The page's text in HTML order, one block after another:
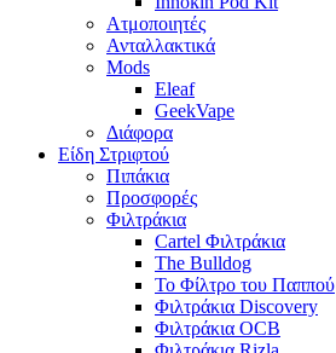
Ατμοποιητές
Ανταλλακτικά
Mods
Eleaf
GeekVape
Διάφορα
Είδη Στριφτού
Πιπάκια
Προσφορές
Φιλτράκια
Cartel Φιλτράκια
The Bulldog
Το Φίλτρο του Παππού
Φιλτράκια Discovery
Φιλτράκια OCB